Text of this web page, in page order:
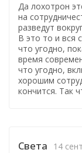
Да лохотрон
на
разведут
В это то и вся
что угодно,
время
что угодно,
хорошим
кончится. Так
Света 14